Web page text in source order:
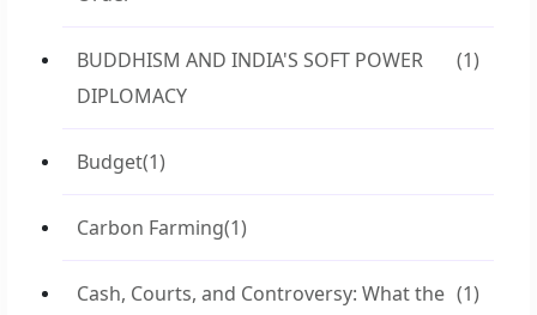
BUDDHISM AND INDIA'S SOFT POWER
DIPLOMACY
(1)
Budget(1)
Carbon Farming(1)
Cash, Courts, and Controversy: What the (1)